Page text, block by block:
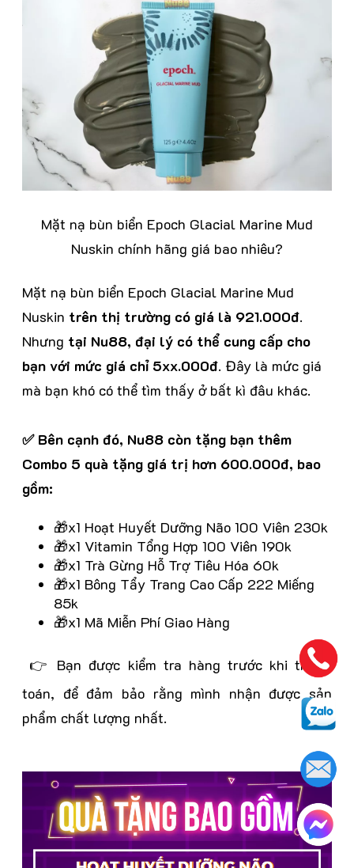
Mặt nạ bùn biển Epoch Glacial Marine Mud
Nuskin chính hãng giá bao nhiêu?
Mặt nạ bùn biển Epoch Glacial Marine Mud
Nuskin trên thị trường có giá là 921.000đ.
Nhưng tại Nu88, đại lý có thể cung cấp cho
bạn với mức giá chỉ 5xx.000đ. Đây là mức giá
mà bạn khó có thể tìm thấy ở bất kì đâu khác.
✅ Bên cạnh đó, Nu88 còn tặng bạn thêm
Combo 5 quà tặng giá trị hơn 600.000đ, bao
gồm:
🎁x1 Hoạt Huyết Dưỡng Não 100 Viên 230k
🎁x1 Vitamin Tổng Hợp 100 Viên 190k
🎁x1 Trà Gừng Hỗ Trợ Tiêu Hóa 60k
🎁x1 Bông Tẩy Trang Cao Cấp 222 Miếng
85k
🎁x1 Mã Miễn Phí Giao Hàng
👉 Bạn được kiểm tra hàng trước khi thanh
toán, để đảm bảo rằng mình nhận được sản
phẩm chất lượng nhất.